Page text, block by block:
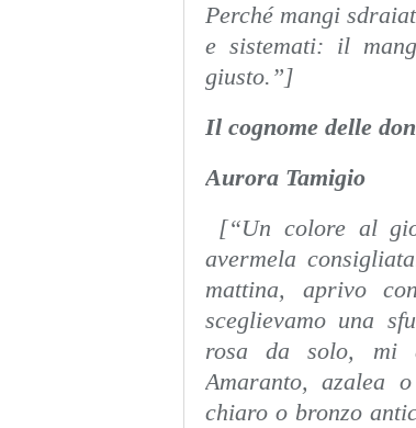
Perché mangi
e sistemati: il
giusto.”]
Il cognome delle
Aurora Tamigio
[“Un colore al
avermela
mattina, aprivo
sceglievamo una
rosa da solo, mi
Amaranto, azalea
chiaro o bronzo